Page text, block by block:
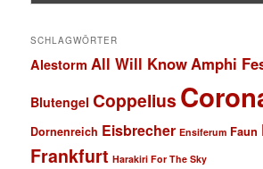
SCHLAGWÖRTER
Alestorm All Will Know Amphi
Blutengel Coppelius
Dornenreich Eisbrecher Ensiferum Faun
Frankfurt Harakiri For The Sky